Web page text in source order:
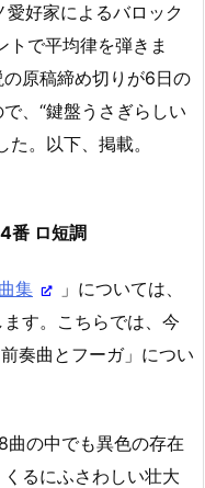
愛好家によるバロック
で平均律を弾きま
原稿締め切りが6日の
、“鍵盤うさぎらしい
。以下、掲載。
番 ロ短調
集
」については、
す。こちらでは、今
奏曲とフーガ」につい
曲の中でも異色の存在
るにふさわしい壮大